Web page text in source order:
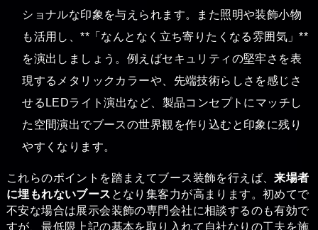
ショナルな印象を与えられます。また照明や装飾小物
も活用し、**「なんとなく立ち寄りたくなる雰囲気」**
を演出しましょう。例えばセキュリティの堅牢さを表
現するメタリックカラーや、先端技術らしさを感じさ
せるLEDライト演出など、製品コンセプトにマッチし
た空間演出でブースの世界観を作り込むと印象に残り
やすくなります。
これらのポイントを踏まえてブース装飾を行えば、来場者
に埋もれないブース となり集客力が高まります。初めてで
不安な場合は展示会装飾の専門会社に相談するのも有効で
すが、最低限上記の基本を取り入れて自社なりの工夫を施